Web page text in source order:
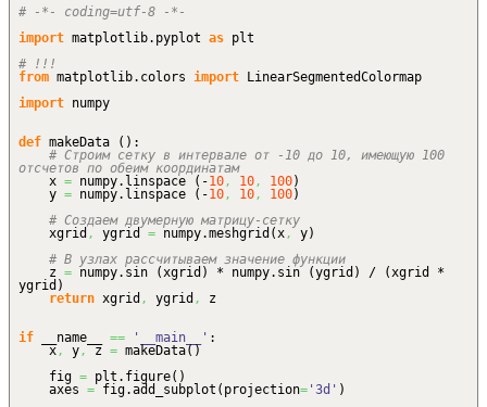
# -*- coding=utf-8 -*-
import matplotlib. pyplot as plt
# !!!
from matplotlib. colors import LinearSegmentedColormap
import numpy
def makeData ( ) :
# Строим сетку в интервале от -10 до 10, имеющую 100
отсчетов по обеим координатам
x = numpy. linspace ( -10, 10, 100)
y = numpy. linspace ( -10, 10, 100)
# Создаем двумерную матрицу-сетку
xgrid , ygrid = numpy.meshgrid (x, y)
# В узлах рассчитываем значение функции
z = numpy. sin (xgrid ) * numpy. sin (ygrid ) / (xgrid *
ygrid )
return xgrid , ygrid , z
if __name__ == '__main__' :
x, y, z = makeData( )
fig = plt. figure( )
axes = fig.add_subplot ( projection= '3d' )